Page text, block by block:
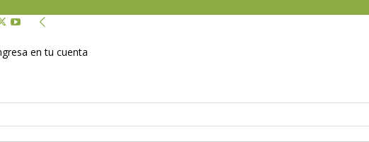
en tu cuenta